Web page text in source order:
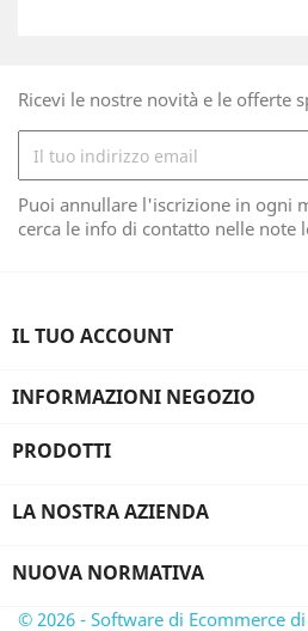
Ricevi le nostre novità e le offerte
Puoi annullare l'iscrizione in ogni
cerca le info di contatto nelle note
IL TUO ACCOUNT
INFORMAZIONI NEGOZIO
PRODOTTI
LA NOSTRA AZIENDA
NUOVA NORMATIVA
© 2026 - Software di Ecommerce